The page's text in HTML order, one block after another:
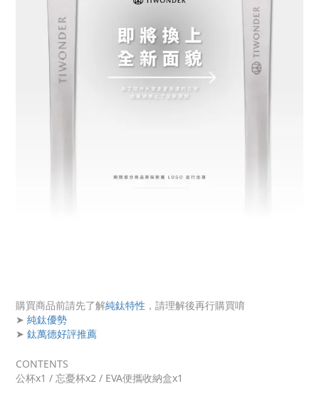
購買商品前請先了解純鈦特性 ，請理解後再行購買唷
➤ 純鈦優勢
➤ 鈦萬德好評推薦
CONTENTS
公杯x1 / 忘憂杯x2 / EVA便攜收納盒x1